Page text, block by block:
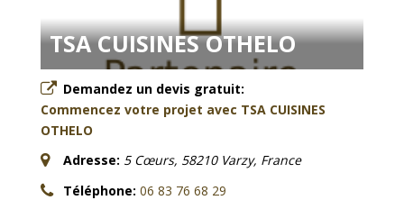
TSA CUISINES OTHELO
Demandez un devis gratuit:
Commencez votre projet avec TSA CUISINES
OTHELO
Adresse: 5 Cœurs, 58210 Varzy, France
Téléphone: 06 83 76 68 29